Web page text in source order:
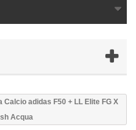
Calcio adidas F50 + LL Elite FG X
Acqua